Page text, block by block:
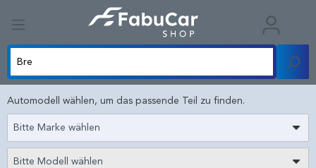
Automodell wählen, um das passende Teil zu finden.
Bitte Marke wählen
Bitte Modell wählen